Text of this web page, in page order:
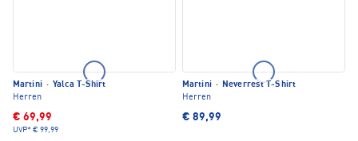
Martini · Yalca T-Shirt
Herren
€ 69,99
UVP* € 99,99
Martini · Neverrest T-Shirt
Herren
€ 89,99